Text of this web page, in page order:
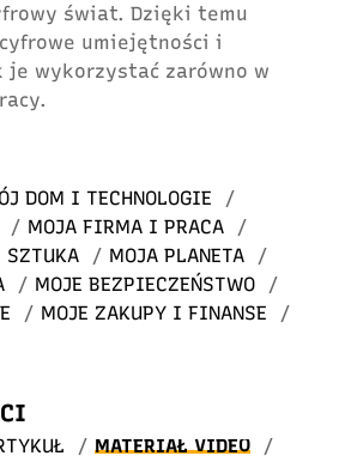
świat. Dzięki temu
umiejętności i
je wykorzystać zarówno w
DOM I TECHNOLOGIE
/
/ MOJA FIRMA I PRACA
/
SZTUKA
/ MOJA PLANETA
/
/ MOJE BEZPIECZEŃSTWO
/
/ MOJE ZAKUPY I FINANSE
/
/ MATERIAŁ VIDEO
/